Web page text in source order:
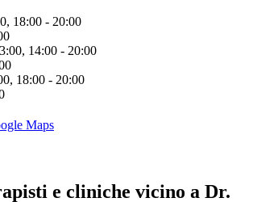
18:00 - 20:00
14:00 - 20:00
18:00 - 20:00
Maps
e cliniche vicino a Dr.